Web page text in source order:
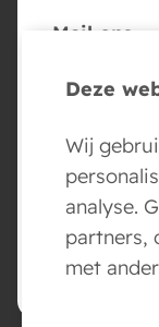
Mail ons
Deze
Wij
analyse.
partners,
met